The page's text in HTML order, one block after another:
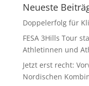
Neueste
Doppelerfolg für
FESA 3Hills Tour
Athletinnen und
Jetzt erst recht:
Nordischen